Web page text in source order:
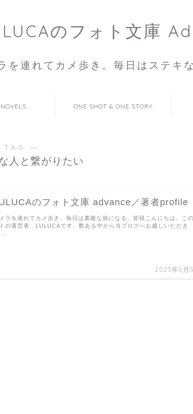
のフォト文庫
を連れてカメ歩き。毎日はステキ
ONE SHOT & ONE STORY
―
人と繋がりたい
のフォト文庫 advance／著者profile
2023年5月
ラを連れてカメ歩き。毎日は素敵な旅になる。皆様こんにちは。こ
の運営者、LULUCAです。数ある中から当ブログへお越しいただき